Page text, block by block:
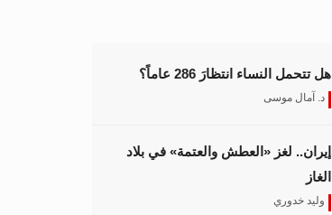
هل تتحمل النساء انتظارَ 286 عاماً؟
د. آمال موسى
إيران.. لغز «العطش والعتمة» في بلاد
الغاز
وليد خدوري